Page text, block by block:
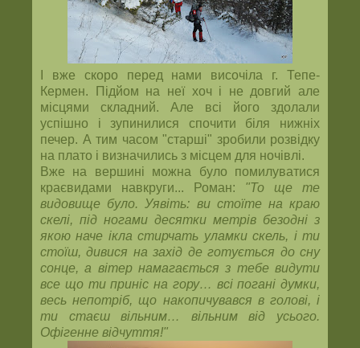
І вже скоро перед нами височіла г. Тепе-
Кермен. Підйом на неї хоч і не довгий але
місцями складний. Але всі його здолали
успішно і зупинилися спочити біля нижніх
печер. А тим часом "старші" зробили розвідку
на плато і визначились з місцем для ночівлі.
Вже на вершині можна було помилуватися
краєвидами навкруги... Роман: "То ще те
видовище було. Уявіть: ви стоїте на краю
скелі, під ногами десятки метрів безодні з
якою наче ікла стирчать уламки скель, і ти
стоїш, дивися на захід де готується до сну
сонце, а вітер намагається з тебе видути
все що ти приніс на гору… всі погані думки,
весь непотріб, що накопичувався в голові, і
ти стаєш вільним… вільним від усього.
Офігенне відчуття!"